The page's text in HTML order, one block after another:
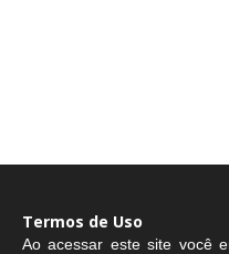
Termos de Uso
Ao acessar este site você